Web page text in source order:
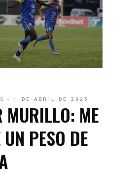
1 DE ABRIL DE 2025
MURILLO: ME
PESO DE